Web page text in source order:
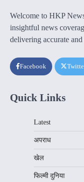
Welcome to HKP
insightful news
delivering accurate
Facebook
Quick Links
Latest
अपराध
खेल
फिल्मी दुनिया